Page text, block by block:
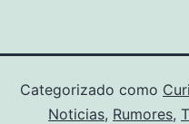
Categorizado como
Noticias, Rumores,